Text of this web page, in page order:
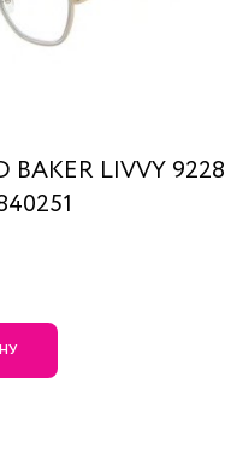
BAKER LIVVY 9228